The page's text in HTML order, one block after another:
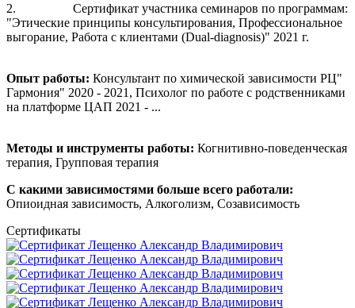
2. Сертификат участника семинаров по программам:
"Этические принципы консультирования, Профессиональное
выгорание, Работа с клиентами (Dual-diagnosis)" 2021 г.
Опыт работы: Консультант по химической зависимости РЦ"
Гармония" 2020 - 2021, Психолог по работе с родственниками
на платформе ЦАП 2021 - ...
Методы и инструменты работы: Когнитивно-поведенческая
терапия, Групповая терапия
С какими зависимостями больше всего работали:
Опиоидная зависимость, Алкоголизм, Созависимость
Сертификаты